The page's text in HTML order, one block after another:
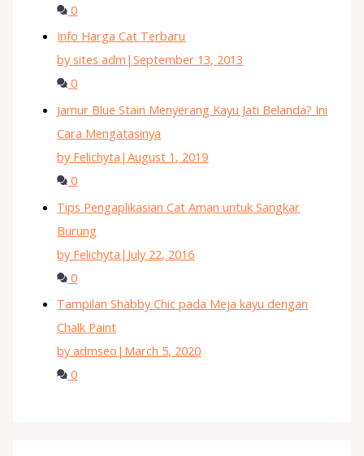
0
Info Harga Cat Terbaru
by sites adm |September 13, 2013
0
Jamur Blue Stain Menyerang Kayu Jati Belanda? Ini
Cara Mengatasinya
by Felichyta |August 1, 2019
0
Tips Pengaplikasian Cat Aman untuk Sangkar
Burung
by Felichyta | July 22, 2016
0
Tampilan Shabby Chic pada Meja kayu dengan
Chalk Paint
by admseo | March 5, 2020
0